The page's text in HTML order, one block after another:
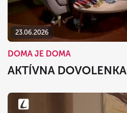
23.06.2026
DOMA JE DOMA
AKTÍVNA DOVOLENKA